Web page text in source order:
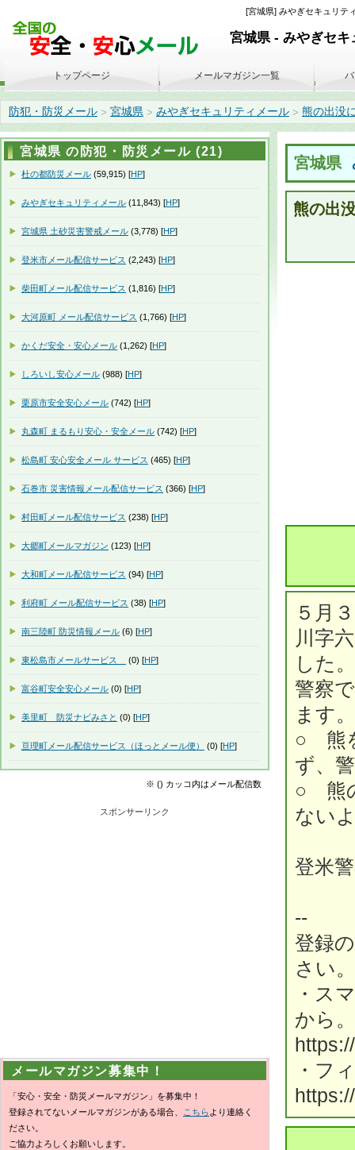
[宮城県] みやぎセキュリテ
宮城県 - みやぎセキ
防犯・防災メール > 宮城県 > みやぎセキュリティメール > 熊の出没
宮城県
熊の出
５月
川字
した。
警察
ます。
○ 熊
ず、
○ 熊
ない
登米
--
登録
さい。
・ス
から。
・フ
トップページ メールマガジン一覧
宮城県 の防犯・防災メール (21)
杜の都防災メール (59,915) [HP]
みやぎセキュリティメール (11,843) [HP]
宮城県 土砂災害警戒メール (3,778) [HP]
登米市メール配信サービス (2,243) [HP]
柴田町メール配信サービス (1,816) [HP]
大河原町 メール配信サービス (1,766) [HP]
かくだ安全・安心メール (1,262) [HP]
しろいし安心メール (988) [HP]
栗原市安全安心メール (742) [HP]
丸森町 まるもり安心・安全メール (742) [HP]
松島町 安心安全メール サービス (465) [HP]
石巻市 災害情報メール配信サービス (366) [HP]
村田町メール配信サービス (238) [HP]
大郷町メールマガジン (123) [HP]
大和町メール配信サービス (94) [HP]
利府町 メール配信サービス (38) [HP]
南三陸町 防災情報メール (6) [HP]
東松島市メールサービス (0) [HP]
富谷町安全安心メール (0) [HP]
美里町 防災ナビみさと (0) [HP]
亘理町メール配信サービス（ほっとメール便） (0) [HP]
※ () カッコ内はメール配信数
スポンサーリンク
メールマガジン募集中！
「安心・安全・防災メールマガジン」を募集中！
登録されてないメールマガジンがある場合、
こちら より連絡く
ださい。
ご協力よろしくお願いします。